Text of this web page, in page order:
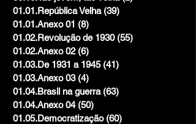
01.01.República Velha (39)
01.01.Anexo 01 (8)
01.02.Revolução de 1930 (55)
01.02.Anexo 02 (6)
01.03.De 1931 a 1945 (41)
01.03.Anexo 03 (4)
01.04.Brasil na guerra (63)
01.04.Anexo 04 (50)
01.05.Democratização (60)